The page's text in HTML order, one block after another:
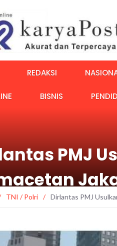
REDAKSI
BISNIS
PMJ
TNI / Polri / Dirlantas PMJ